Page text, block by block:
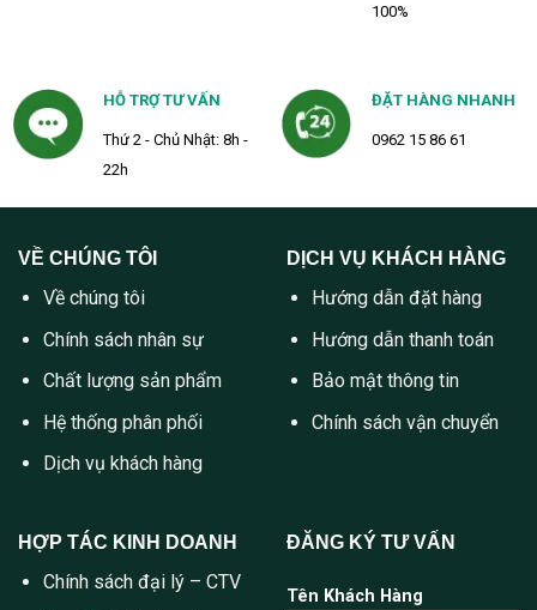
100%
HỖ TRỢ TƯ VẤN
Thứ 2 - Chủ Nhật: 8h -
22h
ĐẶT HÀNG NHANH
0962 15 86 61
VỀ CHÚNG TÔI
Về chúng tôi
Chính sách nhân sự
Chất lượng sản phẩm
Hệ thống phân phối
Dịch vụ khách hàng
DỊCH VỤ KHÁCH HÀNG
Hướng dẫn đặt hàng
Hướng dẫn thanh toán
Bảo mật thông tin
Chính sách vận chuyển
HỢP TÁC KINH DOANH
Chính sách đại lý – CTV
ĐĂNG KÝ TƯ VẤN
Tên Khách Hàng